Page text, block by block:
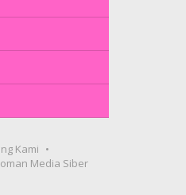
Kami
Media Siber